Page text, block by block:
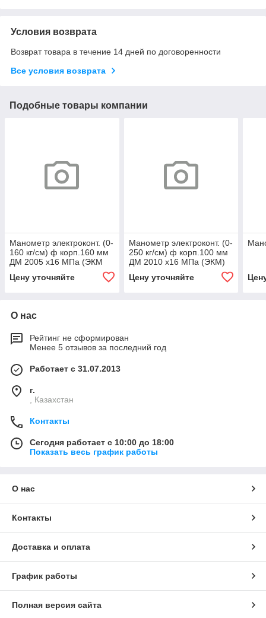
Условия возврата
Возврат товара в течение 14 дней по договоренности
Все условия возврата
Подобные товары компании
Манометр электроконт. (0-
160 кг/см) ф корп.160 мм
ДМ 2005 х16 МПа (ЭКМ
Цену уточняйте
Манометр электроконт. (0-
250 кг/см) ф корп.100 мм
ДМ 2010 х16 МПа (ЭКМ)
Цену уточняйте
О нас
Рейтинг не сформирован
Менее 5 отзывов за последний год
Работает с 31.07.2013
г.
, Казахстан
Контакты
Сегодня работает с 10:00 до 18:00
Показать весь график работы
О нас
Контакты
Доставка и оплата
График работы
Полная версия сайта